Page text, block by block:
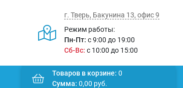
г. Тверь, Бакунина 13, офис 9
Режим работы:
Пн-Пт: с 9:00 до 19:00
Сб-Вс: с 10:00 до 15:00
Товаров в корзине: 0
Сумма: 0,00 руб.